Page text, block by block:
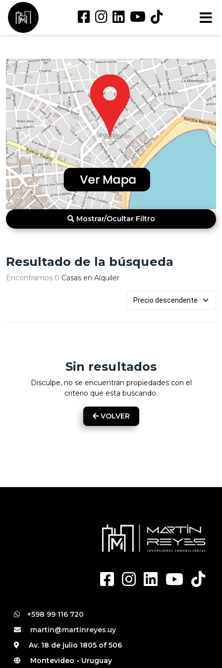
Mostrar/Ocultar Filtro
Resultado de la búsqueda
Encontramos 0 Casas en Alquiler
Sin resultados
Disculpe, no se encuentran propiedades con el
criterio que esta buscando.
VOLVER
+598 99 116 720
martin@martinreyes.uy
Av. 18 de julio 1805 of 506
Montevideo - Uruguay